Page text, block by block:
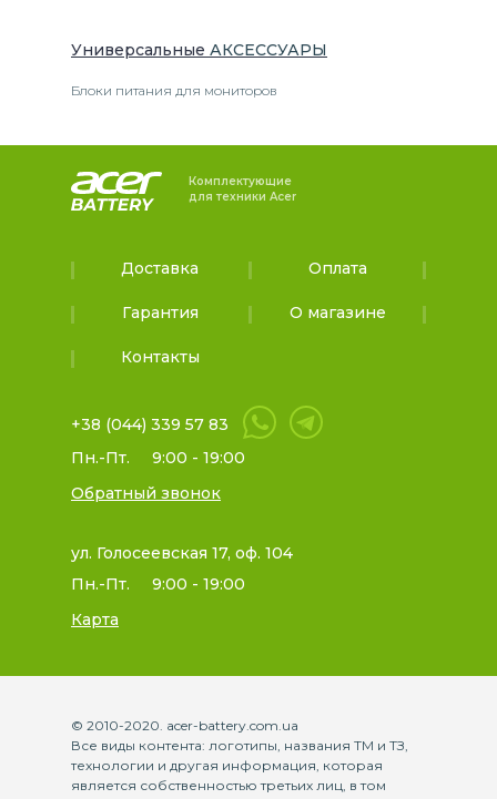
Универсальные АКСЕССУАРЫ
Блоки питания для мониторов
Комплектующие
для техники Acer
Доставка Оплата
Гарантия О магазине
Контакты
+38 (044) 339 57 83
Пн.-Пт.
9:00 - 19:00
Обратный звонок
ул. Голосеевская 17, оф. 104
Пн.-Пт.
9:00 - 19:00
Карта
© 2010-2020. acer-battery.com.ua
Все виды контента: логотипы, названия ТМ и ТЗ,
технологии и другая информация, которая
является собственностью третьих лиц, в том